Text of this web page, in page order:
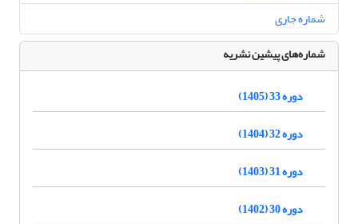
شماره جاری
شماره‌های پیشین نشریه
دوره 33 (1405)
دوره 32 (1404)
دوره 31 (1403)
دوره 30 (1402)